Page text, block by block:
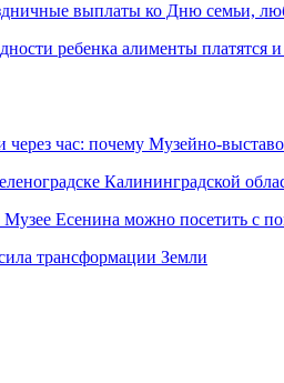
выплаты ко Дню семьи,
ребенка алименты платятся и
час: почему Музейно-
Калининградской
Музее Есенина можно посетить с
трансформации Земли